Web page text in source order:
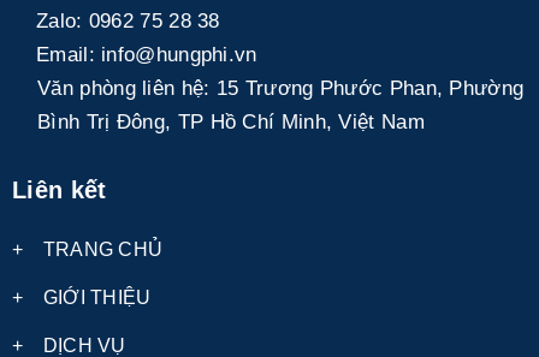
Zalo: 0962 75 28 38
Email: info@hungphi.vn
Văn phòng liên hệ: 15 Trương Phước Phan, Phường
Bình Trị Đông, TP Hồ Chí Minh, Việt Nam
Liên kết
+ TRANG CHỦ
+ GIỚI THIỆU
+ DỊCH VỤ